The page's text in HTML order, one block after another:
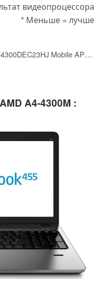
видеопроцессора
* Меньше = лучше
For AMD A4-4300M AM4300DEC23HJ Mobile APU CPU Processor Socket FS1r2 722pin 2.5Ghz 1MB
A4-4300M :